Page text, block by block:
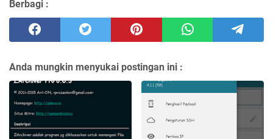
Berbagi :
Anda mungkin menyukai postingan ini :